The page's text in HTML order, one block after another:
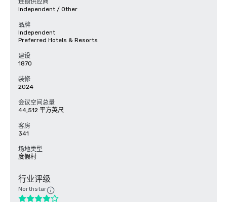
连锁供应商
Independent / Other
品牌
Independent
Preferred Hotels & Resorts
建设
1870
装修
2024
会议空间总量
44,512 平方英尺
客房
341
场地类型
度假村
行业评级
Northstar